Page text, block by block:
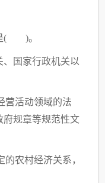
( )。
国家行政机关以
营活动领域的法
府规章等规范性文
农村经济关系，